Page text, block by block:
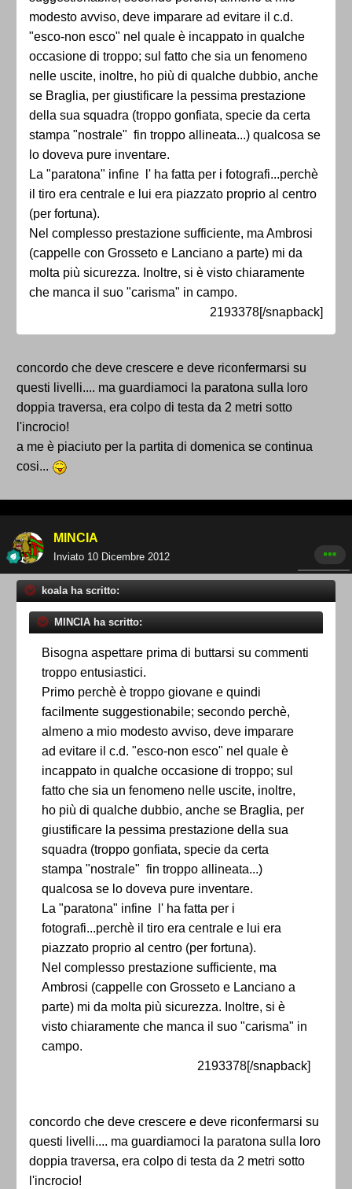
modesto avviso, deve imparare ad evitare il c.d.
"esco-non esco" nel quale è incappato in qualche
occasione di troppo; sul fatto che sia un fenomeno
nelle uscite, inoltre, ho più di qualche dubbio, anche
se Braglia, per giustificare la pessima prestazione
della sua squadra (troppo gonfiata, specie da certa
stampa "nostrale" fin troppo allineata...) qualcosa se
lo doveva pure inventare.
La "paratona" infine l' ha fatta per i fotografi...perchè
il tiro era centrale e lui era piazzato proprio al centro
(per fortuna).
Nel complesso prestazione sufficiente, ma Ambrosi
(cappelle con Grosseto e Lanciano a parte) mi da
molta più sicurezza. Inoltre, si è visto chiaramente
che manca il suo "carisma" in campo.
2193378[/snapback]
concordo che deve crescere e deve riconfermarsi su
questi livelli.... ma guardiamoci la paratona sulla loro
doppia traversa, era colpo di testa da 2 metri sotto
l'incrocio!
a me è piaciuto per la partita di domenica se continua
cosi...
MINCIA
Inviato 10 Dicembre 2012
koala ha scritto:
MINCIA ha scritto:
Bisogna aspettare prima di buttarsi su commenti
troppo entusiastici.
Primo perchè è troppo giovane e quindi
facilmente suggestionabile; secondo perchè,
almeno a mio modesto avviso, deve imparare
ad evitare il c.d. "esco-non esco" nel quale è
incappato in qualche occasione di troppo; sul
fatto che sia un fenomeno nelle uscite, inoltre,
ho più di qualche dubbio, anche se Braglia, per
giustificare la pessima prestazione della sua
squadra (troppo gonfiata, specie da certa
stampa "nostrale" fin troppo allineata...)
qualcosa se lo doveva pure inventare.
La "paratona" infine l' ha fatta per i
fotografi...perchè il tiro era centrale e lui era
piazzato proprio al centro (per fortuna).
Nel complesso prestazione sufficiente, ma
Ambrosi (cappelle con Grosseto e Lanciano a
parte) mi da molta più sicurezza. Inoltre, si è
visto chiaramente che manca il suo "carisma" in
campo.
2193378[/snapback]
concordo che deve crescere e deve riconfermarsi su
questi livelli.... ma guardiamoci la paratona sulla loro
doppia traversa, era colpo di testa da 2 metri sotto
l'incrocio!